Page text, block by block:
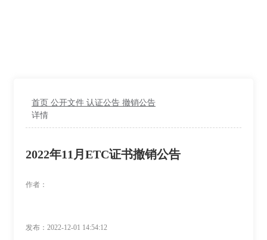
首页 公开文件 认证公告 撤销公告
详情
2022年11月ETC证书撤销公告
作者：
发布：2022-12-01 14:54:12